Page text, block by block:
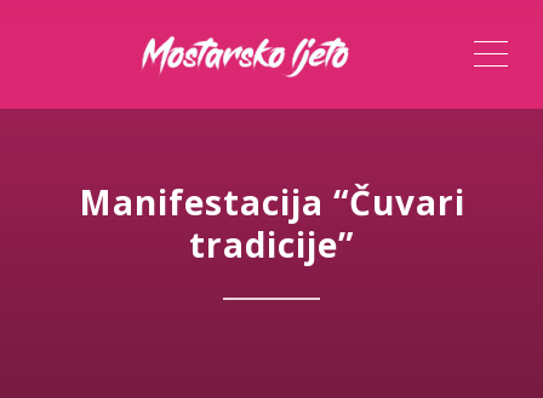
Manifestacija “Čuvari
tradicije”